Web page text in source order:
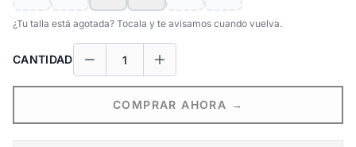
¿Tu talla está agotada? Tocala y te avisamos cuando vuelva.
CANTIDAD
COMPRAR AHORA →